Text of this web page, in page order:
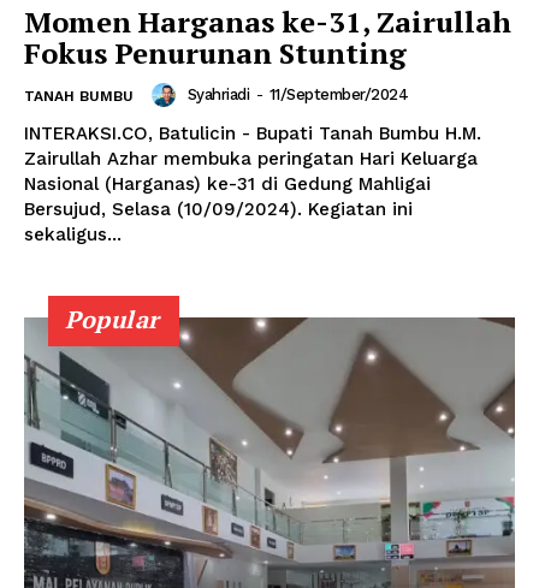
Momen Harganas ke-31, Zairullah
Fokus Penurunan Stunting
TANAH BUMBU Syahriadi - 11/September/2024
INTERAKSI.CO, Batulicin - Bupati Tanah Bumbu H.M.
Zairullah Azhar membuka peringatan Hari Keluarga
Nasional (Harganas) ke-31 di Gedung Mahligai
Bersujud, Selasa (10/09/2024). Kegiatan ini
sekaligus...
Popular